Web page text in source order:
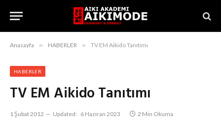
Anasayfa » HABERLER » TV EM Aikido Tanıtımı
HABERLER
TV EM Aikido Tanıtımı
1 Şubat 2012 Updated: 6 Haziran 2023 2 Min Okuma